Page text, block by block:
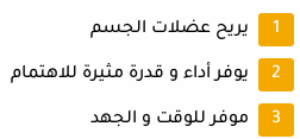
يريح عضلات الجسم
يوفر أداء و قدرة مثيرة للاهتمام
موفر للوقت و الجهد